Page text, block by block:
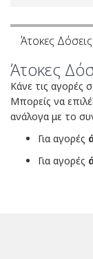
Άτοκες Δόσεις
Άτοκες
Κάνε τις αγορές
Μπορείς να
ανάλογα με το
Για αγορές
Για αγορές